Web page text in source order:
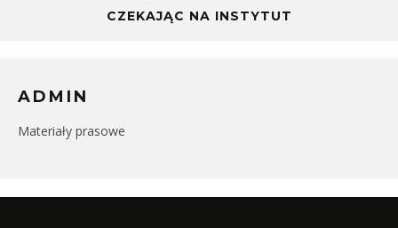
CZEKAJĄC NA INSTYTUT
ADMIN
Materiały prasowe